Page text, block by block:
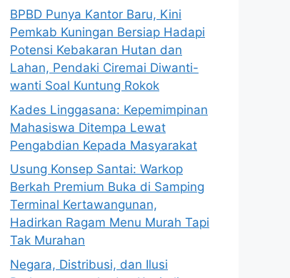
BPBD Punya Kantor Baru, Kini
Pemkab Kuningan Bersiap Hadapi
Potensi Kebakaran Hutan dan
Lahan, Pendaki Ciremai Diwanti-
wanti Soal Kuntung Rokok
Kades Linggasana: Kepemimpinan
Mahasiswa Ditempa Lewat
Pengabdian Kepada Masyarakat
Usung Konsep Santai: Warkop
Berkah Premium Buka di Samping
Terminal Kertawangunan,
Hadirkan Ragam Menu Murah Tapi
Tak Murahan
Negara, Distribusi, dan Ilusi